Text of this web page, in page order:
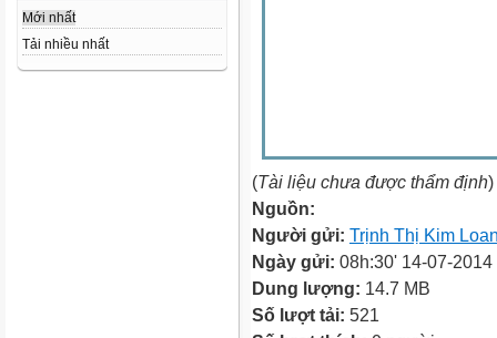
Mới nhất
Tải nhiều nhất
(Tài liệu chưa được thẩm định)
Nguồn:
Người gửi: Trịnh Thị Kim
Ngày gửi: 08h:30' 14-07-2014
Dung lượng: 14.7 MB
Số lượt tải: 521